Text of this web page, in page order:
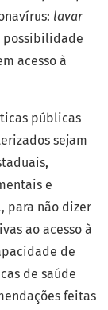
lavar
possibilidade
acesso à
públicas
sejam
e
para não dizer
ao acesso à
de
de saúde
feitas